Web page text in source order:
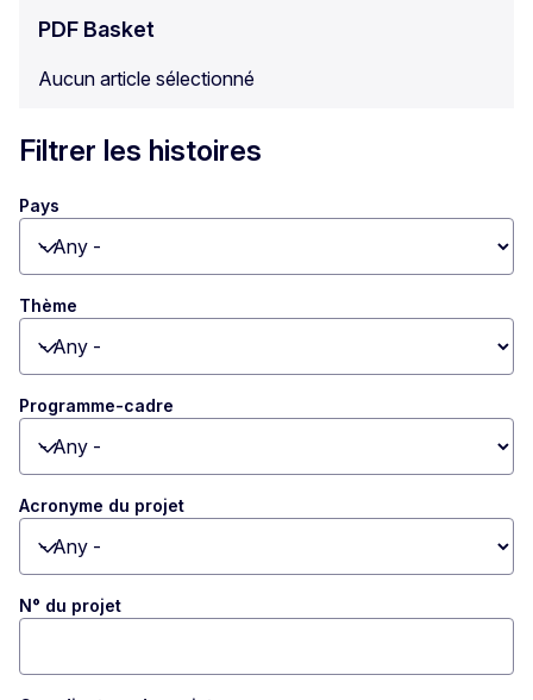
PDF Basket
Aucun article sélectionné
Filtrer les histoires
Pays
Toggle dropdown
Thème
Toggle dropdown
Programme-cadre
Toggle dropdown
Acronyme du projet
Toggle dropdown
N° du projet